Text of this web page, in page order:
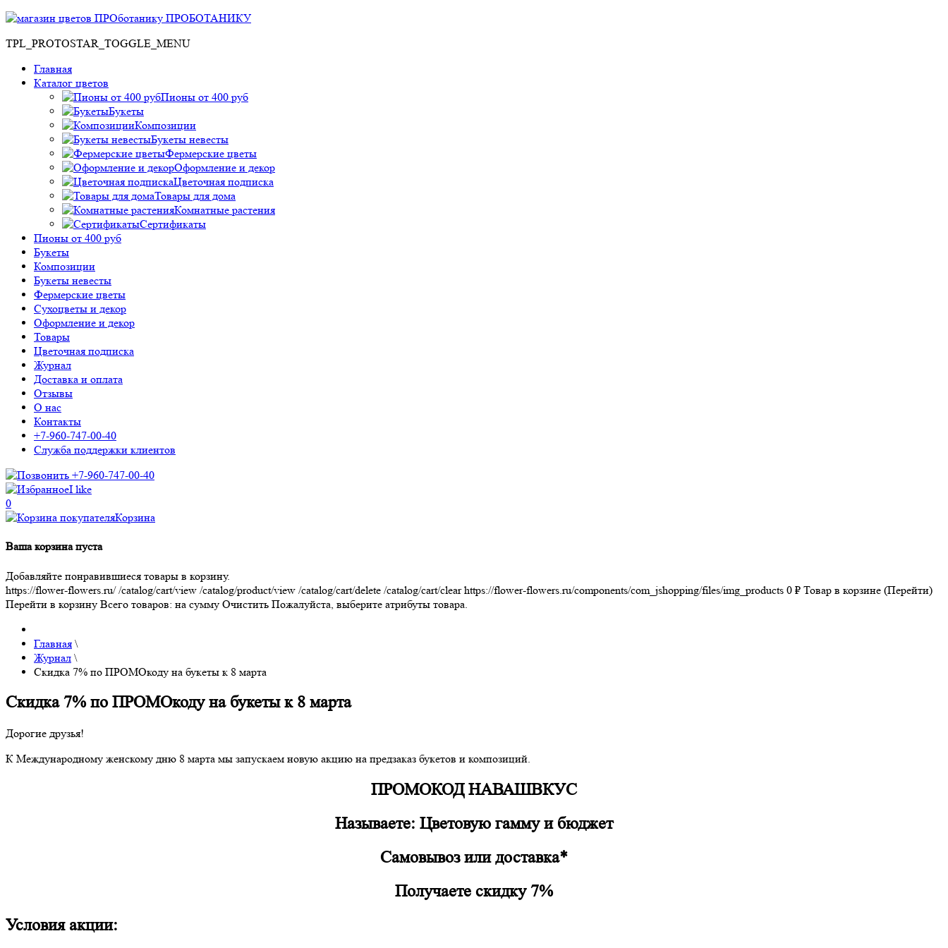
ПРОБОТАНИКУ
TPL_PROTOSTAR_TOGGLE_MENU
Главная
Каталог цветов
Пионы от 400 руб
Букеты
Композиции
Букеты невесты
Фермерские цветы
Оформление и декор
Цветочная подписка
Товары для дома
Комнатные растения
Сертификаты
Пионы от 400 руб
Букеты
Композиции
Букеты невесты
Фермерские цветы
Сухоцветы и декор
Оформление и декор
Товары
Цветочная подписка
Журнал
Доставка и оплата
Отзывы
О нас
Контакты
+7-960-747-00-40
Служба поддержки клиентов
+7-960-747-00-40
I like
0
Корзина
Ваша корзина пуста
Добавляйте понравившиеся товары в корзину.
https://flower-flowers.ru/ /catalog/cart/view /catalog/product/view /catalog/cart/delete /catalog/cart/clear https://flower-flowers.ru/components/com_jshopping/files/img_products 0 ₽ Товар в корзине (Перейти)
Перейти в корзину Всего товаров: на сумму Очистить Пожалуйста, выберите атрибуты товара.
Главная \
Журнал \
Скидка 7% по ПРОМОкоду на букеты к 8 марта
Скидка 7% по ПРОМОкоду на букеты к 8 марта
Дорогие друзья!
К Международному женскому дню 8 марта мы запускаем новую акцию на предзаказ букетов и композиций.
ПРОМОКОД НАВАШВКУС
Называете: Цветовую гамму и бюджет
Самовывоз или доставка*
Получаете скидку 7%
Условия акции: